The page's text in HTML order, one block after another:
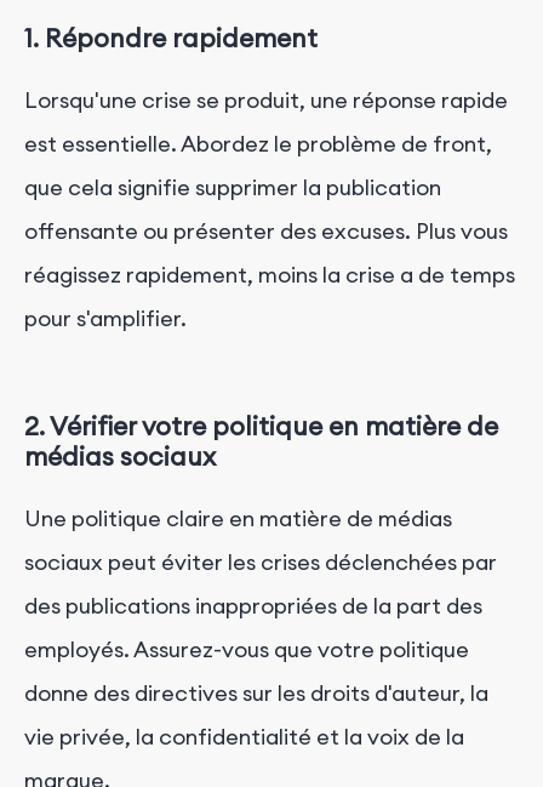
1. Répondre rapidement
Lorsqu'une crise se produit, une réponse rapide
est essentielle. Abordez le problème de front,
que cela signifie supprimer la publication
offensante ou présenter des excuses. Plus vous
réagissez rapidement, moins la crise a de temps
pour s'amplifier.
2. Vérifier votre politique en matière de
médias sociaux
Une politique claire en matière de médias
sociaux peut éviter les crises déclenchées par
des publications inappropriées de la part des
employés. Assurez-vous que votre politique
donne des directives sur les droits d'auteur, la
vie privée, la confidentialité et la voix de la
marque.